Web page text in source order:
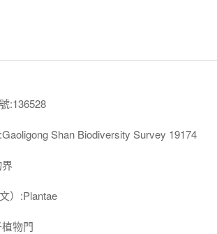
:136528
Shan Biodiversity Survey 19174
）:Plantae
物門